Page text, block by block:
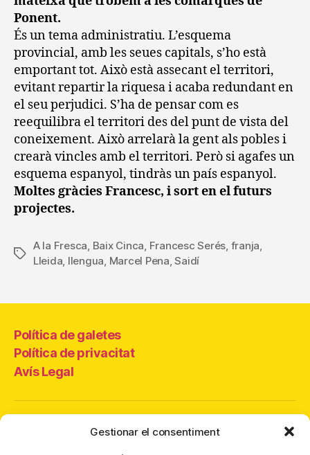
Gestionar el consentiment
Ponent.
És un tema administratiu. L’esquema
provincial, amb les seues capitals, s’ho està
emportant tot. Això està assecant el territori,
evitant repartir la riquesa i acaba redundant en
el seu perjudici. S’ha de pensar com es
reequilibra el territori des del punt de vista del
coneixement. Això arrelarà la gent als pobles i
crearà vincles amb el territori. Però si agafes un
esquema espanyol, tindràs un país espanyol.
Moltes gràcies Francesc, i sort en el futurs
projectes.
Etiquetes
A la Fresca, Baix Cinca, Francesc Serés, franja,
Lleida, llengua, Marcel Pena,Saidí
Política de galetes
Política de privacitat
Avís Legal
Som membres de la xarxa